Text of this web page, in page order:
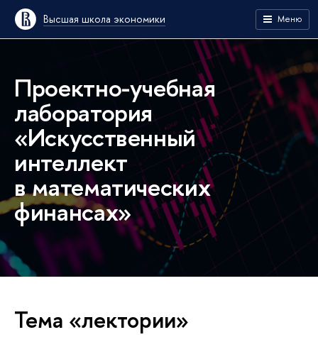
Высшая школа экономики Меню
Проектно-учебная
лаборатория
«Искусственный
интеллект
в математических
финансах»
Тема «лектории»